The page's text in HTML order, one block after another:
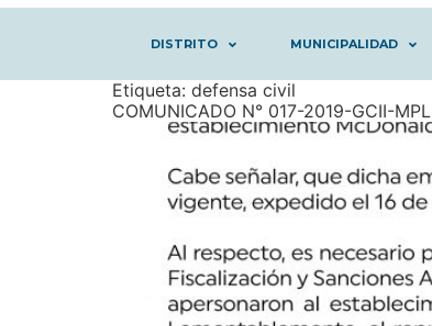
DISTRITO MUNICIPALIDAD
Etiqueta: defensa civil
COMUNICADO N° 017-2019-GCII-MPL